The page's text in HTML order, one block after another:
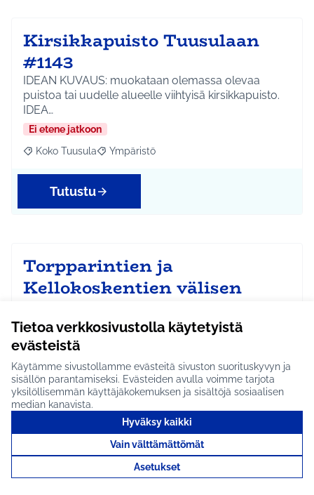
Tietoa verkkosivustolla käytetyistä
evästeistä
Käytämme sivustollamme evästeitä sivuston suorituskyvyn ja
sisällön parantamiseksi. Evästeiden avulla voimme tarjota
yksilöllisemmän käyttäjäkokemuksen ja sisältöjä sosiaalisen
median kanavista.
Hyväksy kaikki
Vain välttämättömät
Asetukset
Kirsikkapuisto Tuusulaan
#1143
IDEAN KUVAUS: muokataan olemassa olevaa
puistoa tai uudelle alueelle viihtyisä kirsikkapuisto.
IDEA…
Ei etene jatkoon
Rajaa tulokset aihepiirin mukaan: Koko Tuusula
Koko Tuusula Rajaa tulokset teeman mukaan: Ympäristö
Ympäristö
Tutustu
Torpparintien ja
Kellokoskentien välisen
ulkotreenilaitteiden
hankinta #1242
IDEAN KUVAUS: Pururadan pohjaa tulisi parantaa ja
purua ajaa lisää perusparannuksen jälkeen
pururada…
Rajaa tulokset aihepiirin mukaan: Kellokoski
Rajaa tulokset teeman mukaan: Liikunta ja
Liikunta ja harrastukset
Tutustu